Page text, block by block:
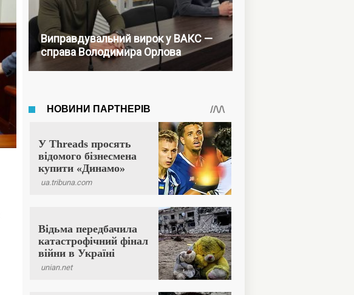
Виправдувальний вирок у ВАКС —
справа Володимира Орлова